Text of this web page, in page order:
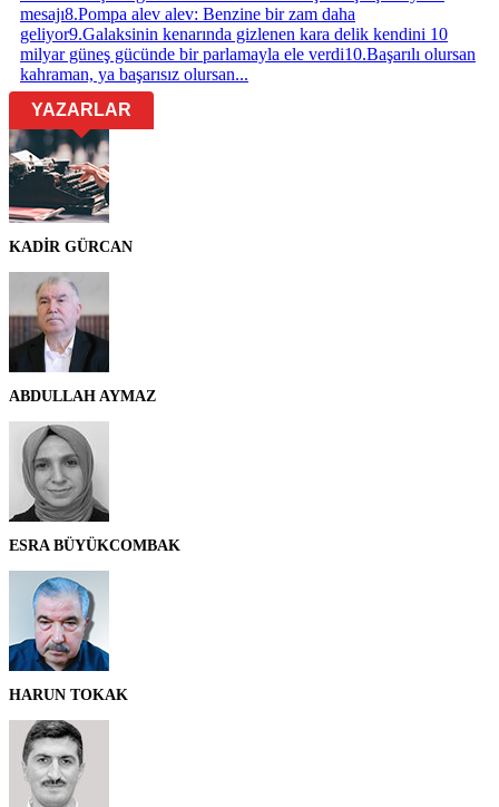
mesajı8.Pompa alev alev: Benzine bir zam daha
geliyor9.Galaksinin kenarında gizlenen kara delik kendini 10
milyar güneş gücünde bir parlamayla ele verdi10.Başarılı olursan
kahraman, ya başarısız olursan...
YAZARLAR
KADİR GÜRCAN
ABDULLAH AYMAZ
ESRA BÜYÜKCOMBAK
HARUN TOKAK